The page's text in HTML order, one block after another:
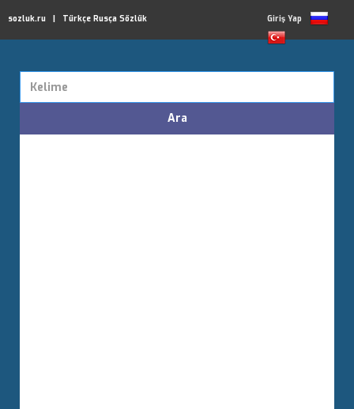
sozluk.ru | Türkçe Rusça Sözlük Giriş Yap